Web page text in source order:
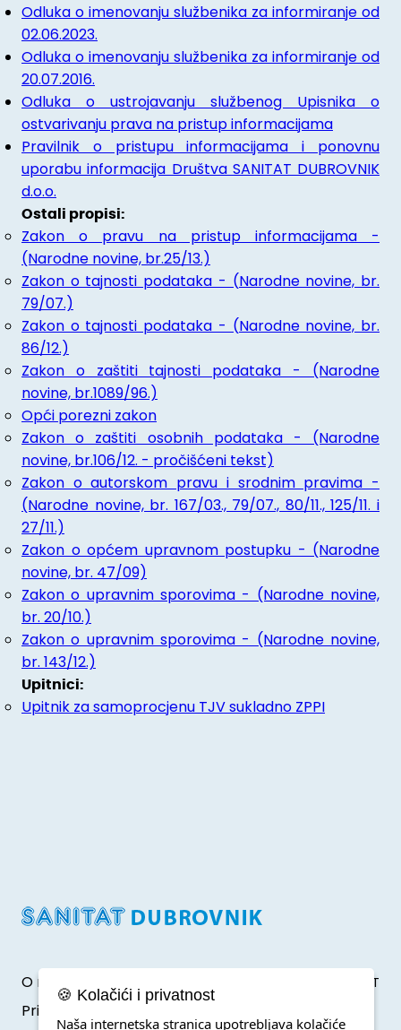
Odluka o imenovanju službenika za informiranje od
02.06.2023.
Odluka o imenovanju službenika za informiranje od
20.07.2016.
Odluka o ustrojavanju službenog Upisnika o
ostvarivanju prava na pristup informacijama
Pravilnik o pristupu informacijama i ponovnu
uporabu informacija Društva SANITAT DUBROVNIK
d.o.o.
Ostali propisi:
Zakon o pravu na pristup informacijama -
(Narodne novine, br.25/13.)
Zakon o tajnosti podataka - (Narodne novine, br.
79/07.)
Zakon o tajnosti podataka - (Narodne novine, br.
86/12.)
Zakon o zaštiti tajnosti podataka - (Narodne
novine, br.1089/96.)
Opći porezni zakon
Zakon o zaštiti osobnih podataka - (Narodne
novine, br.106/12. - pročišćeni tekst)
Zakon o autorskom pravu i srodnim pravima -
(Narodne novine, br. 167/03., 79/07., 80/11., 125/11. i
27/11.)
Zakon o općem upravnom postupku - (Narodne
novine, br. 47/09)
Zakon o upravnim sporovima - (Narodne novine,
br. 20/10.)
Zakon o upravnim sporovima - (Narodne novine,
br. 143/12.)
Upitnici:
Upitnik za samoprocjenu TJV sukladno ZPPI
O nama
Pristup informacijama
Developed by Klik IT
🍪 Kolačići i privatnost
Naša internetska stranica upotrebljava kolačiće